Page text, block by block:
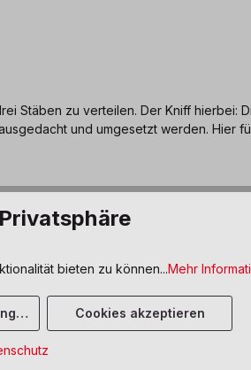
Stäben zu verteilen. Der Kniff hierbei:
und umgesetzt werden. Hier
bieten zu können...Mehr
Cookies akzeptieren